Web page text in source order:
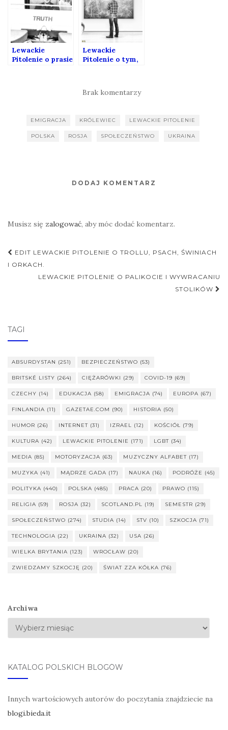
Lewackie
Pitolenie o prasie
Lewackie
Pitolenie o tym,
Kuba Bielawski)
Brak komentarzy
EMIGRACJA KRÓLEWIEC LEWACKIE PITOLENIE
POLSKA ROSJA SPOŁECZEŃSTWO UKRAINA
DODAJ KOMENTARZ
Musisz się zalogować, aby móc dodać komentarz.
Nawigacja
postu
EDIT LEWACKIE PITOLENIE O TROLLU, PSACH, ŚWINIACH
I ORKACH.
LEWACKIE PITOLENIE O PALIKOCIE I WYWRACANIU
STOLIKÓW
TAGI
ABSURDYSTAN (251) BEZPIECZEŃSTWO (53)
BRITSKÉ LISTY (264) CIĘŻARÓWKI (29) COVID-19 (69)
CZECHY (14) EDUKACJA (58) EMIGRACJA (74) EUROPA (67)
FINLANDIA (11) GAZETAE.COM (90) HISTORIA (50)
HUMOR (26) INTERNET (31) IZRAEL (12) KOŚCIÓŁ (79)
KULTURA (42) LEWACKIE PITOLENIE (171) LGBT (34)
MEDIA (85) MOTORYZACJA (63) MUZYCZNY ALFABET (17)
MUZYKA (41) MĄDRZE GADA (17) NAUKA (16) PODRÓŻE (45)
POLITYKA (440) POLSKA (485) PRACA (20) PRAWO (115)
RELIGIA (59) ROSJA (32) SCOTLAND.PL (19) SEMESTR (29)
SPOŁECZEŃSTWO (274) STUDIA (14) STV (10) SZKOCJA (71)
TECHNOLOGIA (22) UKRAINA (32) USA (26)
WIELKA BRYTANIA (123) WROCŁAW (20)
ZWIEDZAMY SZKOCJĘ (20) ŚWIAT ZZA KÓŁKA (76)
Archiwa
KATALOG POLSKICH BLOGÓW
Innych wartościowych autorów do poczytania znajdziecie na
blogi.bieda.it